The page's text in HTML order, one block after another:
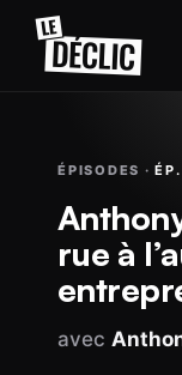
ÉPISODES ·
rue à
avec